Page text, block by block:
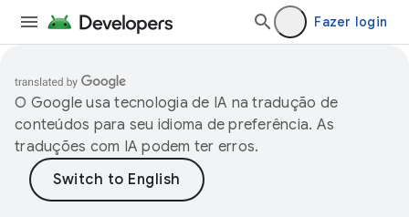
Fazer login
O Google usa tecnologia de IA na tradução de
conteúdos para seu idioma de preferência. As
traduções com IA podem ter erros.